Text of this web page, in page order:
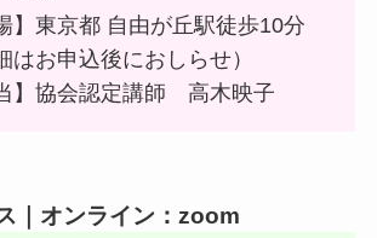
】東京都 自由が丘駅徒歩10分
はお申込後におしらせ）
】協会認定講師 高木映子
｜オンライン：zoom